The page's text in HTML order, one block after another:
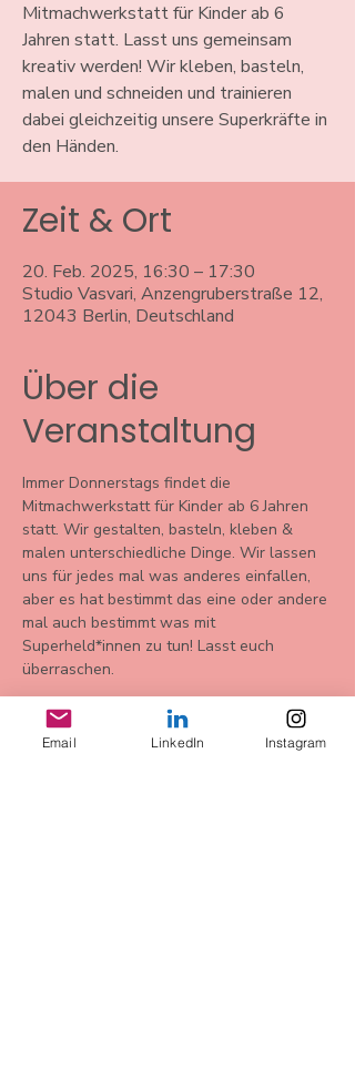
Mitmachwerkstatt für Kinder ab 6
Jahren statt. Lasst uns gemeinsam
kreativ werden! Wir kleben, basteln,
malen und schneiden und trainieren
dabei gleichzeitig unsere Superkräfte in
den Händen.
Zeit & Ort
20. Feb. 2025, 16:30 – 17:30
Studio Vasvari, Anzengruberstraße 12,
12043 Berlin, Deutschland
Über die
Veranstaltung
Immer Donnerstags findet die
Mitmachwerkstatt für Kinder ab 6 Jahren
statt. Wir gestalten, basteln, kleben &
malen unterschiedliche Dinge. Wir lassen
uns für jedes mal was anderes einfallen,
aber es hat bestimmt das eine oder andere
mal auch bestimmt was mit
Superheld*innen zu tun! Lasst euch
überraschen.
Email LinkedIn Instagram